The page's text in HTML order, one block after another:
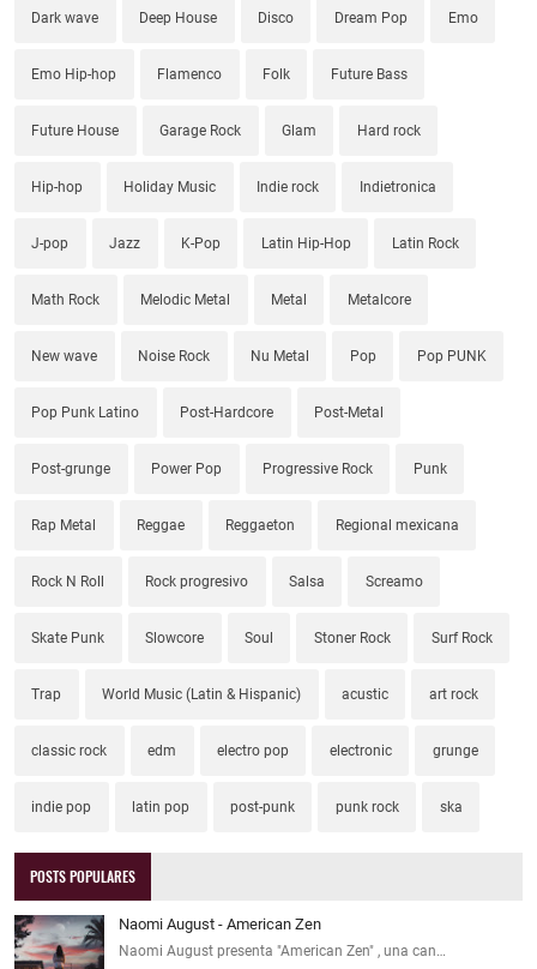
Dark wave Deep House Disco Dream Pop Emo
Emo Hip-hop Flamenco Folk Future Bass
Future House Garage Rock Glam Hard rock
Hip-hop Holiday Music Indie rock Indietronica
J-pop Jazz K-Pop Latin Hip-Hop Latin Rock
Math Rock Melodic Metal Metal Metalcore
New wave Noise Rock Nu Metal Pop Pop PUNK
Pop Punk Latino Post-Hardcore Post-Metal
Post-grunge Power Pop Progressive Rock Punk
Rap Metal Reggae Reggaeton Regional mexicana
Rock N Roll Rock progresivo Salsa Screamo
Skate Punk Slowcore Soul Stoner Rock Surf Rock
Trap World Music (Latin & Hispanic) acustic art rock
classic rock edm electro pop electronic grunge
indie pop latin pop post-punk punk rock ska
POSTS POPULARES
Naomi August - American Zen
Naomi August presenta "American Zen" , una can…